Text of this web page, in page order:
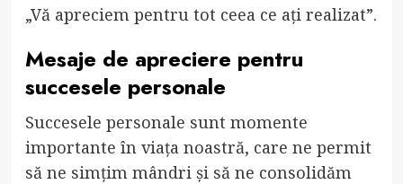
„Vă apreciem pentru tot ceea ce ați realizat”.
Mesaje de apreciere pentru
succesele personale
Succesele personale sunt momente
importante în viața noastră, care ne permit
să ne simțim mândri și să ne consolidăm